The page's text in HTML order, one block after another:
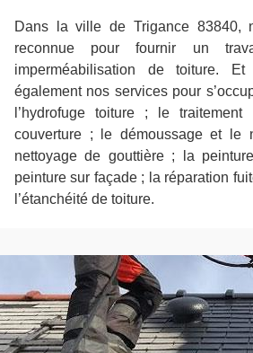
Dans la ville de Trigance 83840,
reconnue pour fournir un
imperméabilisation de toiture.
également nos services pour
l’hydrofuge toiture ; le
couverture ; le démoussage et
nettoyage de gouttière ; la
peinture sur façade ; la réparation
l’étanchéité de toiture.